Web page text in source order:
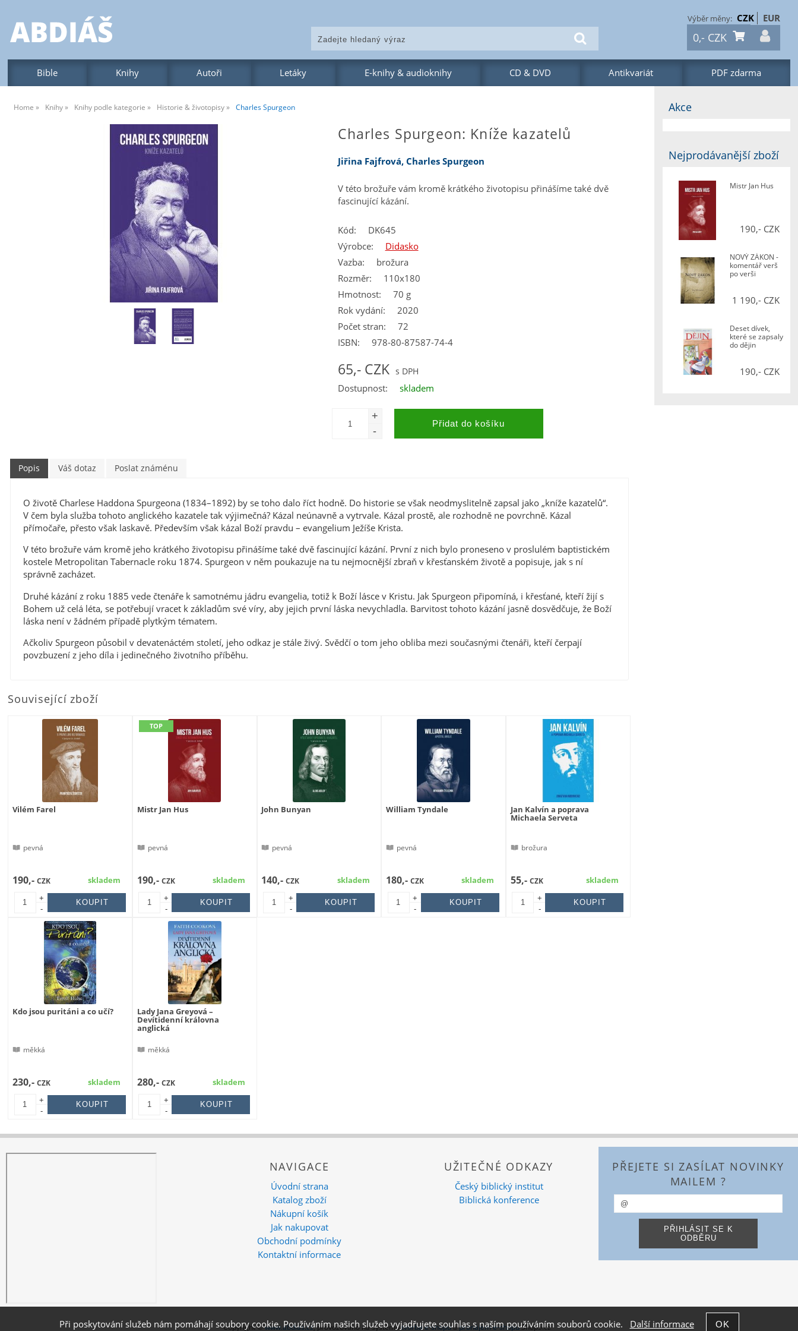
CZK EUR
0,- CZK
Bible Knihy Autoři Letáky E-knihy & audioknihy CD & DVD Antikvariát PDF zdarma
Home Knihy Knihy podle kategorie Historie & životopisy Charles Spurgeon
Charles Spurgeon: Kníže kazatelů
Jiřina Fajfrová, Charles Spurgeon
V této brožuře vám kromě krátkého životopisu přinášíme také dvě
fascinující kázání.
Kód:
DK645
Výrobce:
Didasko
Vazba:
brožura
Rozměr:
110x180
Hmotnost:
70 g
Rok vydání:
2020
Počet stran:
72
ISBN:
978-80-87587-74-4
65,- CZK
Dostupnost: skladem
Popis Váš dotaz Poslat známénu
O životě Charlese Haddona Spurgeona (1834–1892) by se toho dalo říct hodně. Do historie se však neodmyslitelně zapsal jako „kníže kazatelů“.
V čem byla služba tohoto anglického kazatele tak výjimečná? Kázal neúnavně a vytrvale. Kázal prostě, ale rozhodně ne povrchně. Kázal
přímočaře, přesto však laskavě. Především však kázal Boží pravdu – evangelium Ježíše Krista.
V této brožuře vám kromě jeho krátkého životopisu přinášíme také dvě fascinující kázání. První z nich bylo proneseno v proslulém baptistickém
kostele Metropolitan Tabernacle roku 1874. Spurgeon v něm poukazuje na tu nejmocnější zbraň v křesťanském životě a popisuje, jak s ní
správně zacházet.
Druhé kázání z roku 1885 vede čtenáře k samotnému jádru evangelia, totiž k Boží lásce v Kristu. Jak Spurgeon připomíná, i křesťané, kteří žijí s
Bohem už celá léta, se potřebují vracet k základům své víry, aby jejich první láska nevychladla. Barvitost tohoto kázání jasně dosvědčuje, že Boží
láska není v žádném případě plytkým tématem.
Ačkoliv Spurgeon působil v devatenáctém století, jeho odkaz je stále živý. Svědčí o tom jeho obliba mezi současnými čtenáři, kteří čerpají
povzbuzení z jeho díla i jedinečného životního příběhu.
Související zboží
Vilém Farel
pevná
skladem
+
-
190,-CZK
Mistr Jan Hus
pevná
skladem
+
-
190,- CZK
John Bunyan
pevná
skladem
+
-
140,-CZK
William Tyndale
pevná
skladem
+
-
180,-CZK
Jan Kalvín a poprava
Michaela Serveta
brožura
skladem
+
-
55,- CZK
Kdo jsou puritáni a co učí?
měkká
skladem
+
-
230,-CZK
Lady Jana Greyová –
Devítidenní královna
anglická
měkká
skladem
+
-
280,- CZK
Akce
Nejprodávanější zboží
Mistr Jan Hus
190,- CZK
NOVÝ ZÁKON -
komentář verš
po verši
1 190,- CZK
Deset dívek,
které se zapsaly
do dějin
190,- CZK
NAVIGACE
Úvodní strana
Katalog zboží
Nákupní košík
Jak nakupovat
Obchodní podmínky
Kontaktní informace
UŽITEČNÉ ODKAZY
Český biblický institut
Biblická konference
PŘEJETE SI ZASÍLAT NOVINKY
MAILEM ?
Copyright ©www.abdias.cz,provozováno na systémutvorba e-shopuapronájem e-shopuShop5.cz
Při poskytování služeb nám pomáhají soubory cookie. Používáním našich služeb vyjadřujete souhlas s naším používáním souborů cookie. Další informace